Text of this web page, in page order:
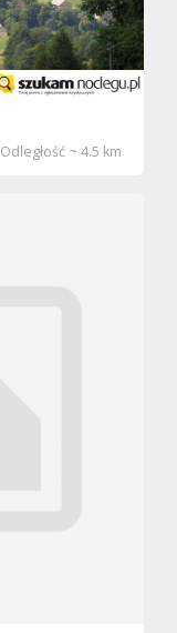
Odległość ~ 4.5 km